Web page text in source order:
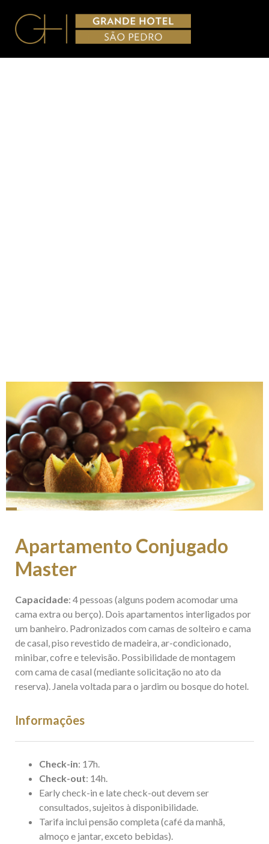
Apartamento Conjugado
Master
Capacidade: 4 pessoas (alguns podem acomodar uma
cama extra ou berço). Dois apartamentos interligados por
um banheiro. Padronizados com camas de solteiro e cama
de casal, piso revestido de madeira, ar-condicionado,
minibar, cofre e televisão. Possibilidade de montagem
com cama de casal (mediante solicitação no ato da
reserva). Janela voltada para o jardim ou bosque do hotel.
Informações
Check-in: 17h.
Check-out: 14h.
Early check-in e late check-out devem ser
consultados, sujeitos à disponibilidade.
Tarifa inclui pensão completa (café da manhã,
almoço e jantar, exceto bebidas).